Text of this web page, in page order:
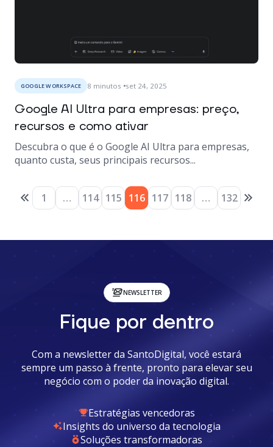
GOOGLE WORKSPACE 8 minutos set 24, 2025
Google AI Ultra para empresas: preço,
recursos e como ativar
Descubra o que é o Google AI Ultra para empresas,
quanto custa, seus principais recursos...
1 … 114 115 116 117 118 … 132
NEWSLETTER
Fique por dentro
Com a newsletter da SantoDigital, você estará
sempre um passo à frente, pronto para elevar seu
negócio com o poder da inovação digital.
Estratégias vencedoras
Insights do universo da tecnologia
Soluções transformadoras